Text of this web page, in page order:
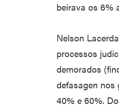
beirava os 6%
Nelson
processos
demorados
defasagen nos
40% e 60%.